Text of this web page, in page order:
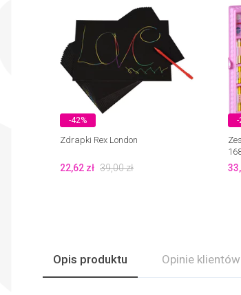
-42%
Zdrapki Rex London
22,62 zł 39,00zł
-
Opis produktu Opinie klientów